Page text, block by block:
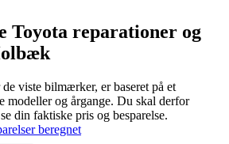
Toyota reparationer og
viste bilmærker, er baseret på et
modeller og årgange. Du skal derfor
din faktiske pris og besparelse.
beregnet